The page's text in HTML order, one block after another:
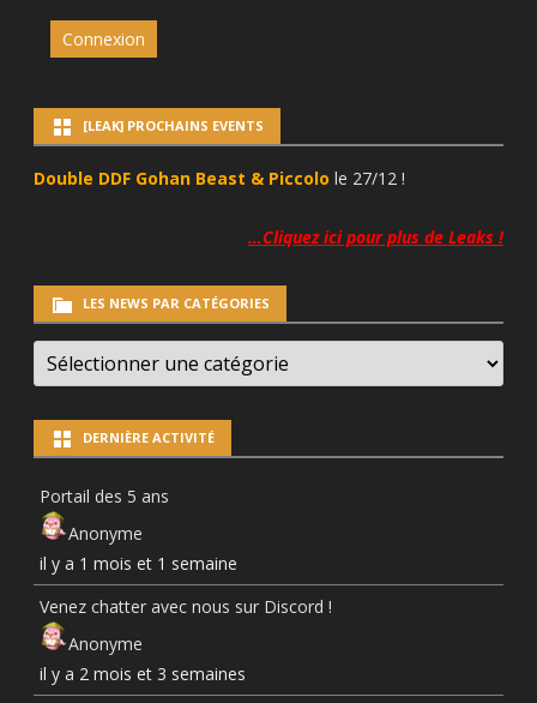
Connexion
[LEAK] PROCHAINS EVENTS
Double DDF Gohan Beast & Piccolo le 27/12 !
…Cliquez ici pour plus de Leaks !
LES NEWS PAR CATÉGORIES
LES
NEWS
PAR
DERNIÈRE ACTIVITÉ
Portail des 5 ans
Anonyme
il y a 1 mois et 1 semaine
Venez chatter avec nous sur Discord !
Anonyme
il y a 2 mois et 3 semaines